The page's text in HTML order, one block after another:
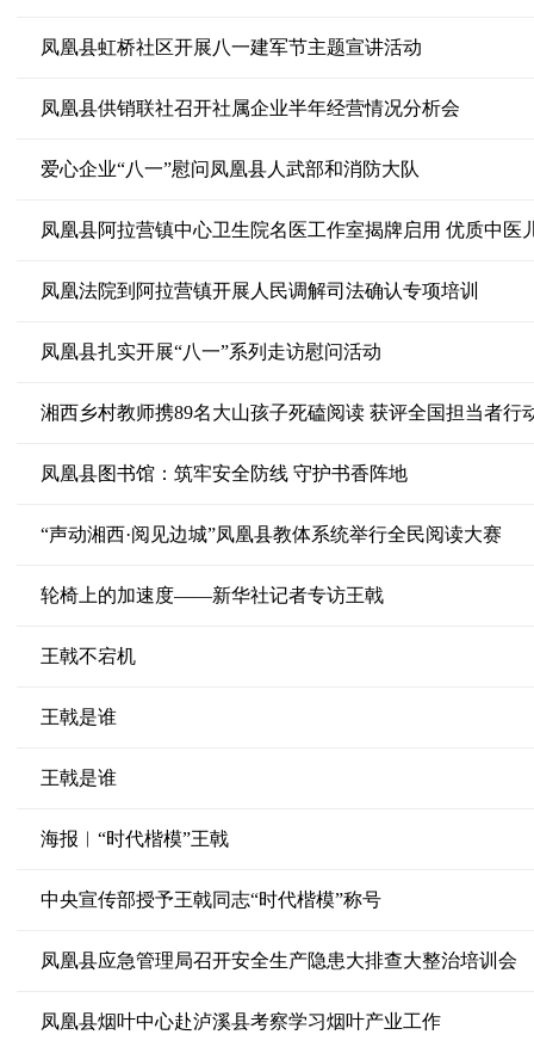
凤凰县虹桥社区开展八一建军节主题宣讲活动
凤凰县供销联社召开社属企业半年经营情况分析会
爱心企业“八一”慰问凤凰县人武部和消防大队
凤凰县阿拉营镇中心卫生院名医工作室揭牌启用 优质中医
凤凰法院到阿拉营镇开展人民调解司法确认专项培训
凤凰县扎实开展“八一”系列走访慰问活动
湘西乡村教师携89名大山孩子死磕阅读 获评全国担当者行
凤凰县图书馆：筑牢安全防线 守护书香阵地
“声动湘西·阅见边城”凤凰县教体系统举行全民阅读大赛
轮椅上的加速度——新华社记者专访王戟
王戟不宕机
王戟是谁
王戟是谁
海报︱“时代楷模”王戟
中央宣传部授予王戟同志“时代楷模”称号
凤凰县应急管理局召开安全生产隐患大排查大整治培训会
凤凰县烟叶中心赴泸溪县考察学习烟叶产业工作